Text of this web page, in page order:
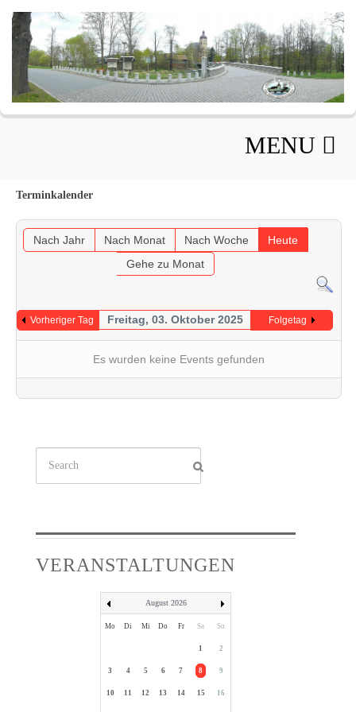
MENU
Terminkalender
Nach Jahr Nach Monat Nach Woche
Heute
Gehe zu Monat
Vorheriger Tag Freitag, 03. Oktober 2025 Folgetag
Es wurden keine Events gefunden
VERANSTALTUNGEN
August 2026
Mo Di Mi Do Fr Sa So
1 2
3 4 5 6 7 8 9
10 11 12 13 14 15 16